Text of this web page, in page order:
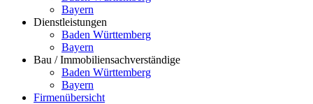
Bayern
Dienstleistungen
Baden Württemberg
Bayern
Bau / Immobiliensachverständige
Baden Württemberg
Bayern
Firmenübersicht